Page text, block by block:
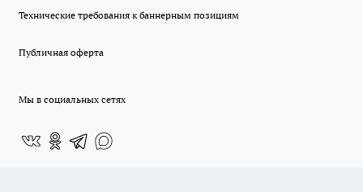
Технические требования к баннерным позициям
Публичная оферта
Мы в социальных сетях